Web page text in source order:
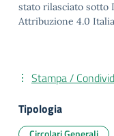
stato rilasciato sotto
Attribuzione 4.0
Stampa /
Tipologia